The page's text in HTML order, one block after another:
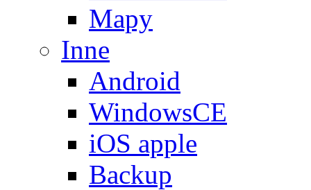
Mapy
Inne
Android
WindowsCE
iOS apple
Backup